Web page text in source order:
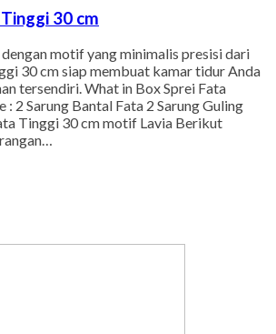
30 cm
motif yang minimalis presisi dari
30 cm siap membuat kamar tidur Anda
tersendiri. What in Box Sprei Fata
: 2 Sarung Bantal Fata 2 Sarung Guling
Tinggi 30 cm motif Lavia Berikut